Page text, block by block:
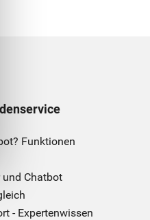
Funktionen
und Chatbot
- Expertenwissen